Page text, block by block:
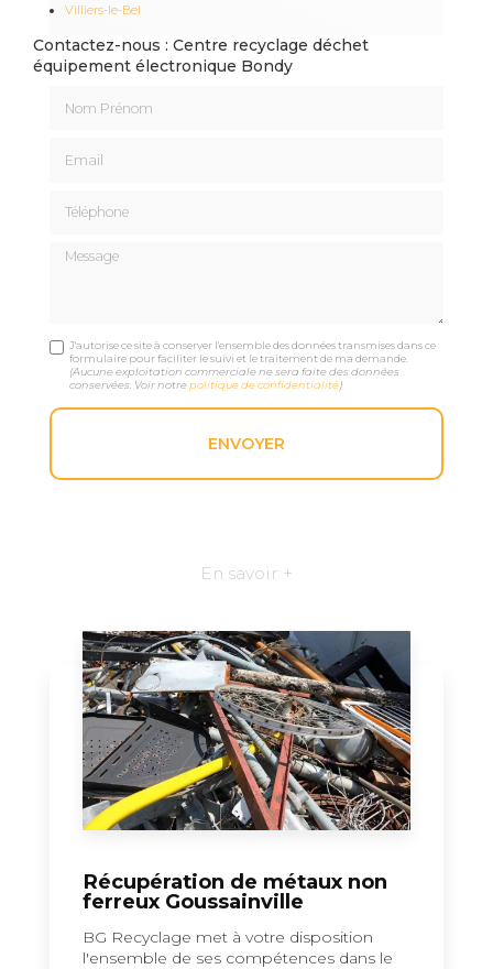
Villiers-le-Bel
Contactez-nous : Centre recyclage déchet
équipement électronique Bondy
Message
J'autorise ce site à conserver l'ensemble des données transmises dans ce
formulaire pour faciliter le suivi et le traitement de ma demande.
(Aucune exploitation commerciale ne sera faite des données
conservées. Voir notrepolitique de confidentialité)
En savoir +
Récupération de métaux non
ferreux Goussainville
BG Recyclage met à votre disposition
l'ensemble de ses compétences dans le